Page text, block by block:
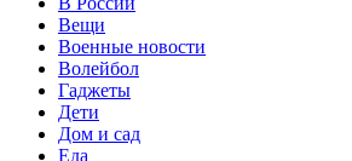
Вещи
Военные новости
Волейбол
Гаджеты
Дети
Дом и сад
Еда